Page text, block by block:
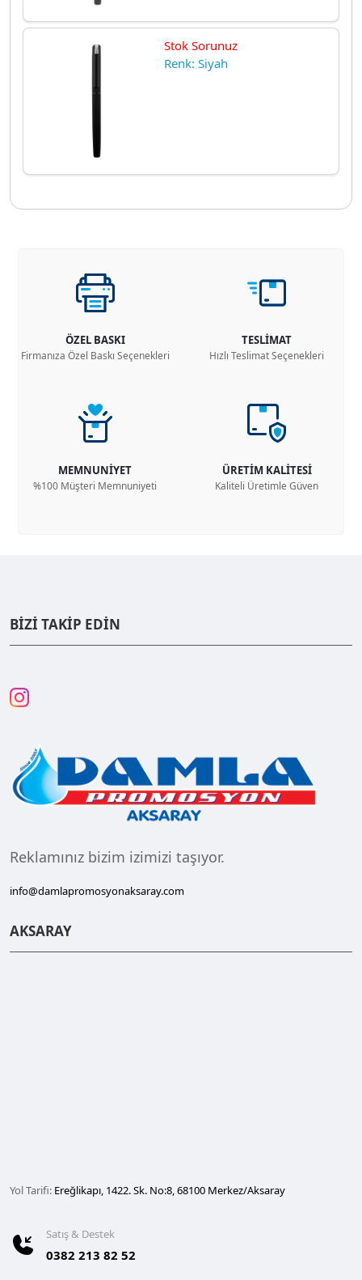
Stok Sorunuz
Renk: Siyah
ÖZEL BASKI
Firmanıza Özel Baskı Seçenekleri
TESLİMAT
Hızlı Teslimat Seçenekleri
MEMNUNİYET
%100 Müşteri Memnuniyeti
ÜRETİM KALİTESİ
Kaliteli Üretimle Güven
BİZİ TAKİP EDİN
Reklamınız bizim izimizi taşıyor.
info@damlapromosyonaksaray.com
AKSARAY
Yol Tarifi: Ereğlikapı, 1422. Sk. No:8, 68100 Merkez/Aksaray
Satış & Destek
0382 213 82 52